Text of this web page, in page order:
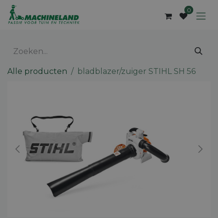
Overslaan naar inhoud
0
Alle producten bladblazer/zuiger STIHL SH 56